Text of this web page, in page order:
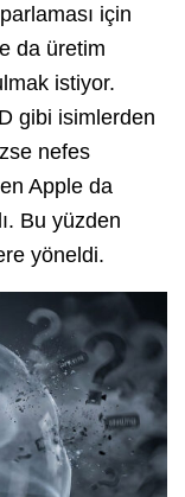
için
da üretim
istiyor.
gibi isimlerden
nefes
Apple da
Bu yüzden
yöneldi.